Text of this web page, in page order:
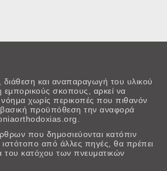
διάθεση και αναπαραγωγή του υλικού
εμπορικούς σκοπους, αρκεί να
νόημα χωρίς περικοπές που πιθανόν
προϋπόθεση την αναφορά
που δημοσιεύονται κατόπιν
από άλλες πηγές, θα πρέπει
του κατόχου των πνευματικών